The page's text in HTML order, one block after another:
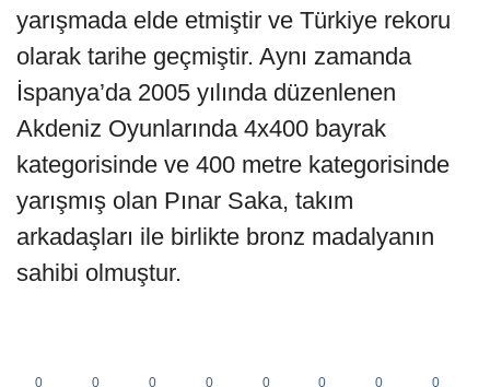
yarışmada elde etmiştir ve Türkiye rekoru
olarak tarihe geçmiştir. Aynı zamanda
İspanya’da 2005 yılında düzenlenen
Akdeniz Oyunlarında 4x400 bayrak
kategorisinde ve 400 metre kategorisinde
yarışmış olan Pınar Saka, takım
arkadaşları ile birlikte bronz madalyanın
sahibi olmuştur.